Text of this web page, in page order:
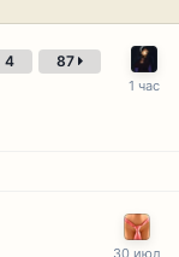
4 87